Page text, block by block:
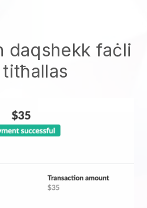
daqshekk faċli